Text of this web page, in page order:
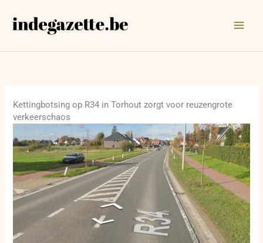
naar
Kettingbotsing op R34 in Torhout zorgt voor reuzengrote
verkeerschaos